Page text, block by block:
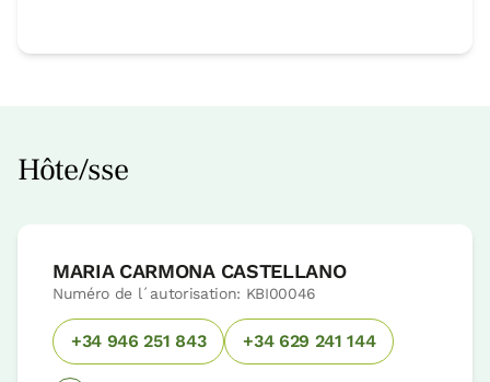
Hôte/sse
MARIA CARMONA CASTELLANO
Numéro de l´autorisation: KBI00046
+34 946 251 843 +34 629 241 144